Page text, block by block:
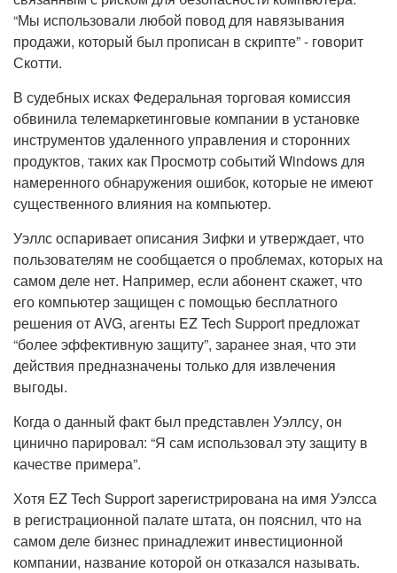
“Мы использовали любой повод для навязывания
продажи, который был прописан в скрипте” - говорит
Скотти.
В судебных исках Федеральная торговая комиссия
обвинила телемаркетинговые компании в установке
инструментов удаленного управления и сторонних
продуктов, таких как Просмотр событий Windows для
намеренного обнаружения ошибок, которые не имеют
существенного влияния на компьютер.
Уэллс оспаривает описания Зифки и утверждает, что
пользователям не сообщается о проблемах, которых на
самом деле нет. Например, если абонент скажет, что
его компьютер защищен с помощью бесплатного
решения от AVG, агенты EZ Tech Support предложат
“более эффективную защиту”, заранее зная, что эти
действия предназначены только для извлечения
выгоды.
Когда о данный факт был представлен Уэллсу, он
цинично парировал: “Я сам использовал эту защиту в
качестве примера”.
Хотя EZ Tech Support зарегистрирована на имя Уэлсса
в регистрационной палате штата, он пояснил, что на
самом деле бизнес принадлежит инвестиционной
компании, название которой он отказался называть.